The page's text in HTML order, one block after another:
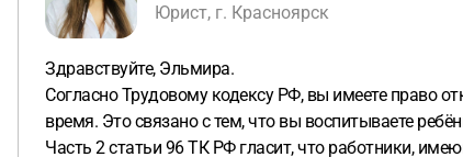
Юрист, г. Красноярск
Здравствуйте, Эльмира.
Согласно Трудовому кодексу РФ, вы имеете право
время. Это связано с тем, что вы воспитываете
Часть 2 статьи 96 ТК РФ гласит, что работники,